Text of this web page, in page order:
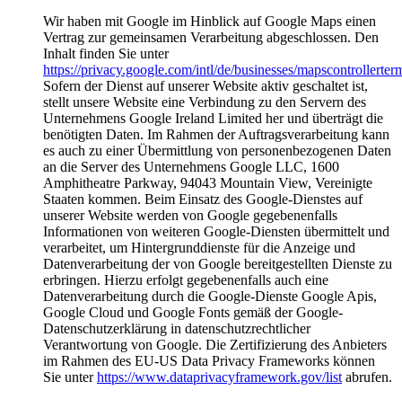
Wir haben mit Google im Hinblick auf Google Maps einen
Vertrag zur gemeinsamen Verarbeitung abgeschlossen. Den
Inhalt finden Sie unter
https://privacy.google.com/intl/de/businesses/
Sofern der Dienst auf unserer Website aktiv geschaltet ist,
stellt unsere Website eine Verbindung zu den Servern des
Unternehmens Google Ireland Limited her und überträgt die
benötigten Daten. Im Rahmen der Auftragsverarbeitung kann
es auch zu einer Übermittlung von personenbezogenen Daten
an die Server des Unternehmens Google LLC, 1600
Amphitheatre Parkway, 94043 Mountain View, Vereinigte
Staaten kommen. Beim Einsatz des Google-Dienstes auf
unserer Website werden von Google gegebenenfalls
Informationen von weiteren Google-Diensten übermittelt und
verarbeitet, um Hintergrunddienste für die Anzeige und
Datenverarbeitung der von Google bereitgestellten Dienste zu
erbringen. Hierzu erfolgt gegebenenfalls auch eine
Datenverarbeitung durch die Google-Dienste Google Apis,
Google Cloud und Google Fonts gemäß der Google-
Datenschutzerklärung in datenschutzrechtlicher
Verantwortung von Google. Die Zertifizierung des Anbieters
im Rahmen des EU-US Data Privacy Frameworks können
Sie unterhttps://www.dataprivacyframework.gov/list abrufen.